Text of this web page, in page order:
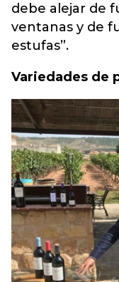
debe alejar de
ventanas y de
estufas”.
Variedades de